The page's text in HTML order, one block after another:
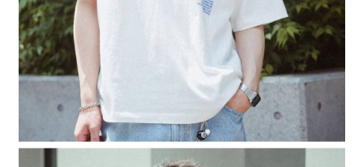
權轉讓予恩沛科技股份有限公司。
２．關於個人資料處理事宜，請瀏覽以下網址：
https://aftee.tw/terms/#terms3
３．未成年的使用者請事先徵得法定代理人或監護人之同意方可使用
「AFTEE先享後付」，若未經同意申辦者引起之損失，本公司不負相關責
任。
４．使用「AFTEE先享後付」時，將依據個別帳號之用戶狀況，依本公司即
時審查核予不同之上限額度；若仍有額度不足之情形，本公司將視審查結果
請求用戶進行身份認證。
５．嚴禁一人註冊多個帳號或使用他人資訊註冊。若發現惡意使用之情形，
恩沛科技股份有限公司將有權停止該用戶之使用額度並採取法律行動。